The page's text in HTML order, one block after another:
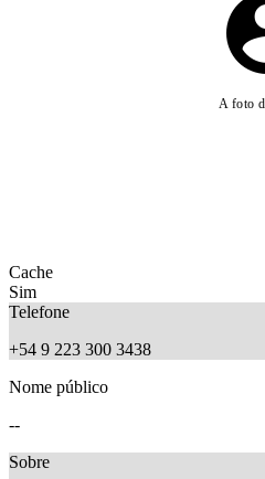
A foto
Cache
Sim
Telefone
+54 9 223 300 3438
Nome público
--
Sobre